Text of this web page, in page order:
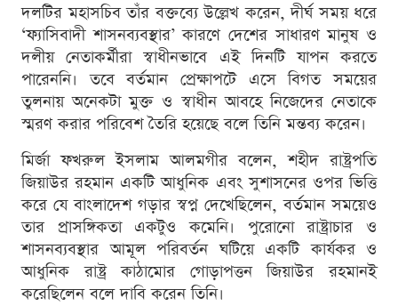
দলটির মহাসচিব তাঁর বক্তব্যে উল্লেখ করেন, দীর্ঘ সময় ধরে
‘ফ্যাসিবাদী শাসনব্যবস্থার’ কারণে দেশের সাধারণ মানুষ ও
দলীয় নেতাকর্মীরা স্বাধীনভাবে এই দিনটি যাপন করতে
পারেননি। তবে বর্তমান প্রেক্ষাপটে এসে বিগত সময়ের
তুলনায় অনেকটা মুক্ত ও স্বাধীন আবহে নিজেদের নেতাকে
স্মরণ করার পরিবেশ তৈরি হয়েছে বলে তিনি মন্তব্য করেন।
মির্জা ফখরুল ইসলাম আলমগীর বলেন, শহীদ রাষ্ট্রপতি
জিয়াউর রহমান একটি আধুনিক এবং সুশাসনের ওপর ভিত্তি
করে যে বাংলাদেশ গড়ার স্বপ্ন দেখেছিলেন, বর্তমান সময়েও
তার প্রাসঙ্গিকতা একটুও কমেনি। পুরোনো রাষ্ট্রাচার ও
শাসনব্যবস্থার আমূল পরিবর্তন ঘটিয়ে একটি কার্যকর ও
আধুনিক রাষ্ট্র কাঠামোর গোড়াপত্তন জিয়াউর রহমানই
করেছিলেন বলে দাবি করেন তিনি।